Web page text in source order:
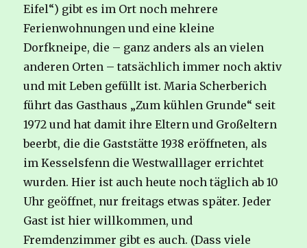
Eifel“) gibt es im Ort noch mehrere
Ferienwohnungen und eine kleine
Dorfkneipe, die – ganz anders als an vielen
anderen Orten – tatsächlich immer noch aktiv
und mit Leben gefüllt ist. Maria Scherberich
führt das Gasthaus „Zum kühlen Grunde“ seit
1972 und hat damit ihre Eltern und Großeltern
beerbt, die die Gaststätte 1938 eröffneten, als
im Kesselsfenn die Westwalllager errichtet
wurden. Hier ist auch heute noch täglich ab 10
Uhr geöffnet, nur freitags etwas später. Jeder
Gast ist hier willkommen, und
Fremdenzimmer gibt es auch. (Dass viele